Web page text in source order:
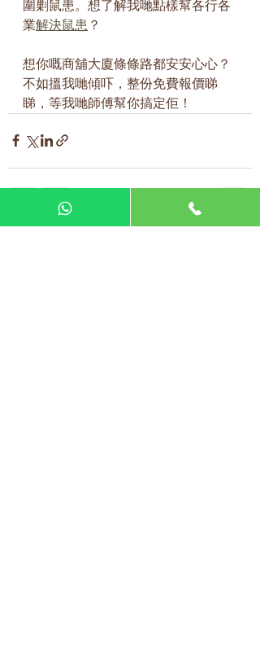
圍剿鼠患。想了解我哋點樣幫各行各
業解決鼠患 ？
想你嘅商舖大廈條條路都安安心心？
不如搵我哋傾吓，整份免費報價睇
睇，等我哋師傅幫你搞定佢！